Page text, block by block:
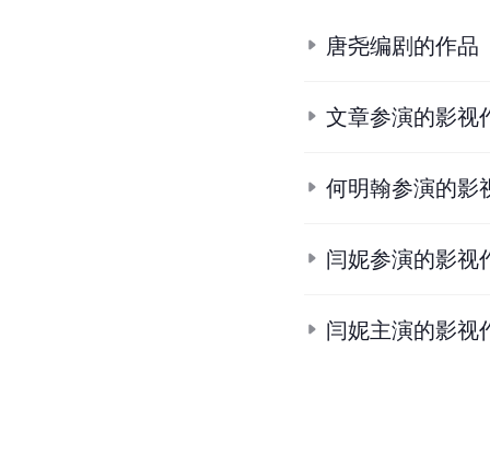
唐尧编剧的作品
文章参演的影视
何明翰参演的影
闫妮参演的影视
闫妮主演的影视